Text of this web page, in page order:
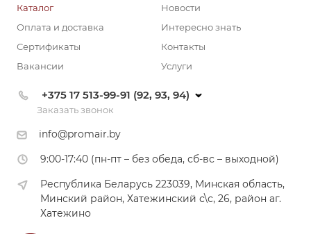
Каталог
Оплата и доставка
Сертификаты
Вакансии
Новости
Интересно знать
Контакты
Услуги
+375 17 513-99-91 (92, 93, 94)
Заказать звонок
info@promair.by
9:00-17:40 (пн-пт – без обеда, сб-вс – выходной)
Республика Беларусь 223039, Минская область,
Минский район, Хатежинский с\с, 26, район аг.
Хатежино